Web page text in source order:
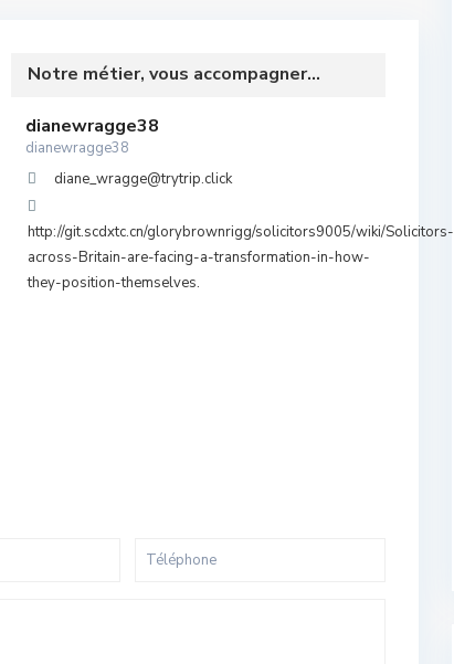
Notre métier, vous accompagner...
dianewragge38
dianewragge38
diane_wragge@trytrip.click
http://git.scdxtc.cn/glorybrownrigg/solicitors9005/wiki/Solicitors-
across-Britain-are-facing-a-transformation-in-how-
they-position-themselves.